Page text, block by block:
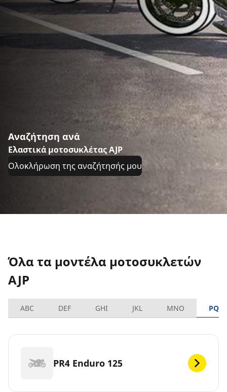
Αναζήτηση ανά
Ελαστικά μοτοσυκλέτας AJP
Ολοκλήρωση της αναζήτησής μου
Όλα τα μοντέλα μοτοσυκλετών
AJP
ABC DEF GHI JKL MNO PQRS
PR4 Enduro 125